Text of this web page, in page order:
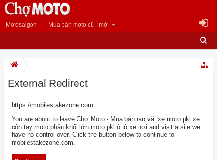
Motosaigon Mua bán moto cũ - mới
External Redirect
https://mobilestakezone.com
You are about to leave Chợ Moto - Mua bán rao vặt xe moto pkl xe
côn tay moto phân khối lớn moto pkl ô tô xe hơi and visit a site we
have no control over. Click the button below to continue to
mobilestakezone.com.